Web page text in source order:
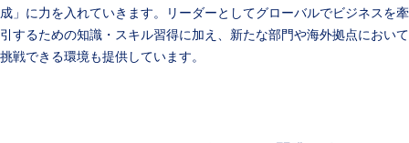
成」に力を入れていきます。リーダーとしてグローバルでビジネスを牽
引するための知識・スキル習得に加え、新たな部門や海外拠点において
挑戦できる環境も提供しています。